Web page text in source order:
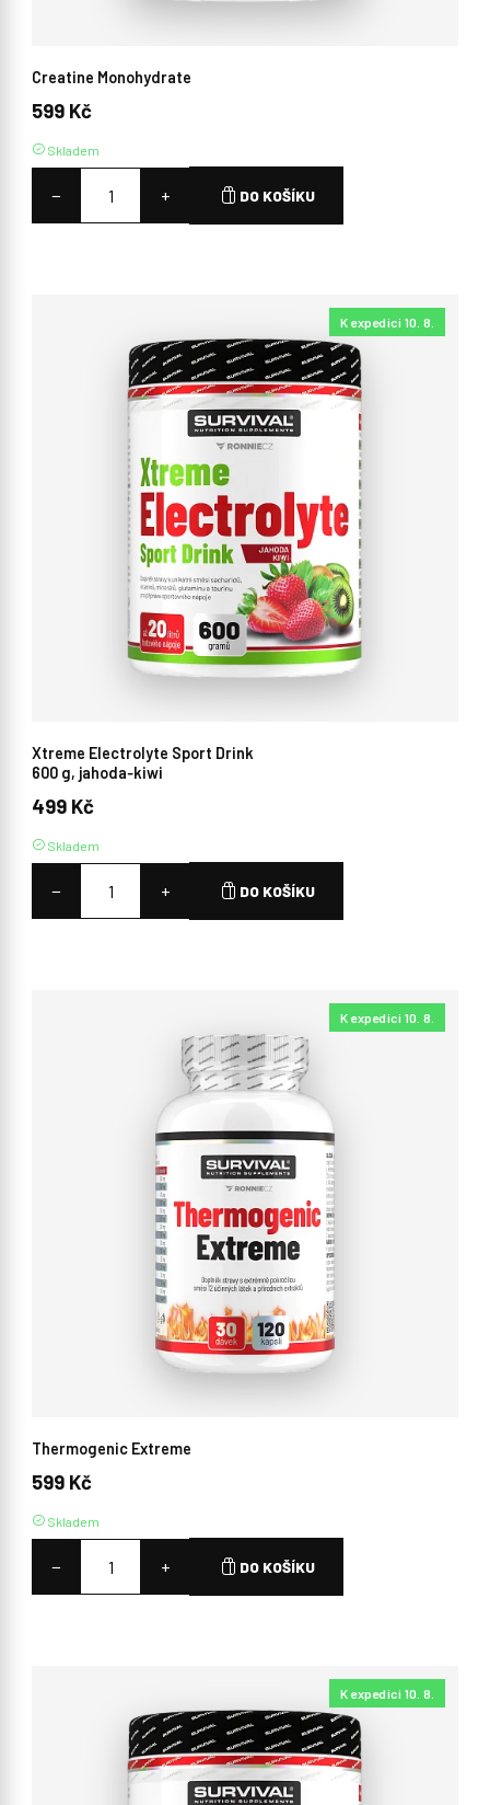
Creatine Monohydrate
599 Kč
Skladem
− + DO KOŠÍKU
K expedici 10. 8.
Xtreme Electrolyte Sport Drink
600 g, jahoda‑kiwi
499 Kč
Skladem
− + DO KOŠÍKU
K expedici 10. 8.
Thermogenic Extreme
599 Kč
Skladem
− + DO KOŠÍKU
K expedici 10. 8.